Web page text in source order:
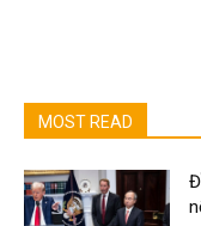
MOST READ